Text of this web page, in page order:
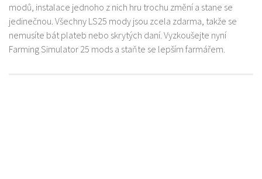
modů, instalace jednoho z nich hru trochu změní a stane se
jedinečnou. Všechny LS25 mody jsou zcela zdarma, takže se
nemusíte bát plateb nebo skrytých daní. Vyzkoušejte nyní
Farming Simulator 25 mods a staňte se lepším farmářem.